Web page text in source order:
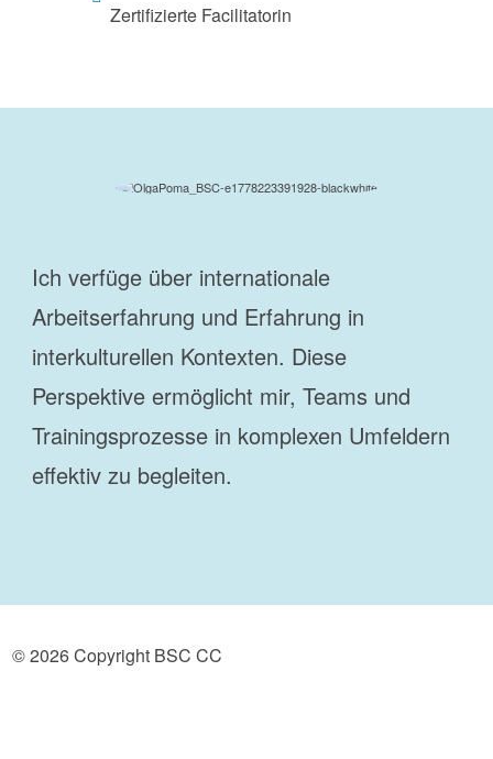
Zertifizierte Facilitatorin
Ich verfüge über internationale
Arbeitserfahrung und Erfahrung in
interkulturellen Kontexten. Diese
Perspektive ermöglicht mir, Teams und
Trainingsprozesse in komplexen Umfeldern
effektiv zu begleiten.
© 2026 Copyright BSC CC